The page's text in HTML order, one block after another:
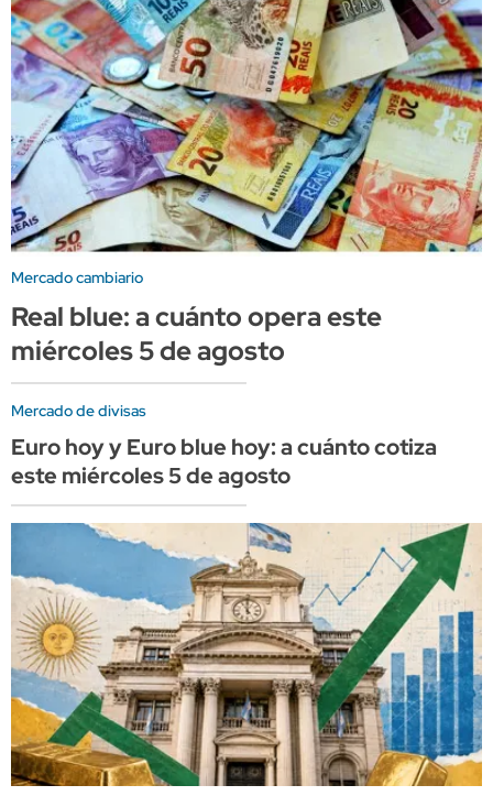
Mercado cambiario
Real blue: a cuánto opera este
miércoles 5 de agosto
Mercado de divisas
Euro hoy y Euro blue hoy: a cuánto cotiza
este miércoles 5 de agosto